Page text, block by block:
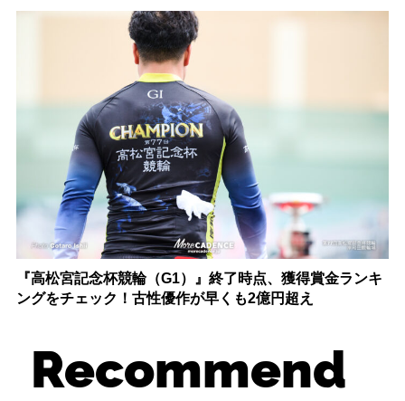
『高松宮記念杯競輪（G1）』終了時点、獲得賞金ランキ
ングをチェック！古性優作が早くも2億円超え
Recommend